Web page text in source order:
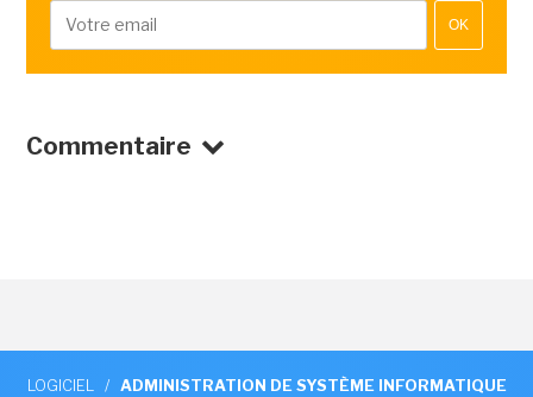
OK
Commentaire
LOGICIEL / ADMINISTRATION DE SYSTÈME INFORMATIQUE